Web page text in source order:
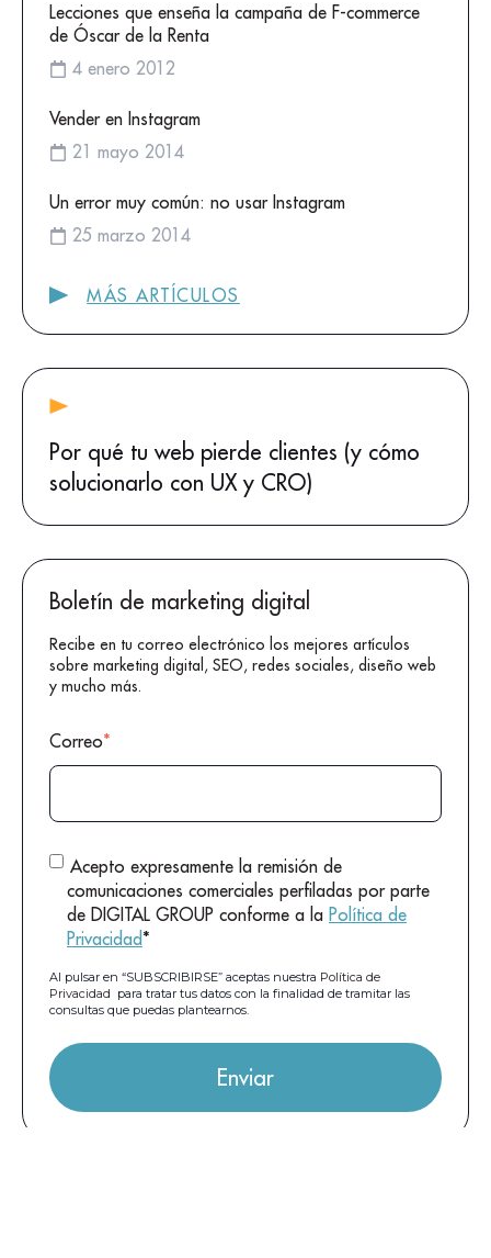
Lecciones que enseña la campaña de F-commerce
de Óscar de la Renta
4 enero 2012
Vender en Instagram
21 mayo 2014
Un error muy común: no usar Instagram
25 marzo 2014
MÁS ARTÍCULOS
Por qué tu web pierde clientes (y cómo
solucionarlo con UX y CRO)
Boletín de marketing digital
Recibe en tu correo electrónico los mejores artículos
sobre marketing digital, SEO, redes sociales, diseño web
y mucho más.
Correo*
Acepto expresamente la remisión de
comunicaciones comerciales perfiladas por parte
de DIGITAL GROUP conforme a la Política de
Privacidad*
Al pulsar en “SUBSCRIBIRSE” aceptas nuestra Política de
Privacidad para tratar tus datos con la finalidad de tramitar las
consultas que puedas plantearnos.